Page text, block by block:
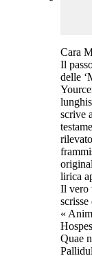
Cara
Il
delle
scrive
lirica
Il vero
«
Quae